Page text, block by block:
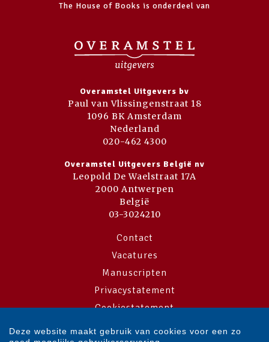
The House of Books is onderdeel van
Overamstel Uitgevers bv
Paul van Vlissingenstraat 18
1096 BK Amsterdam
Nederland
020-462 4300
Overamstel Uitgevers België nv
Leopold De Waelstraat 17A
2000 Antwerpen
België
03-3024210
Contact
Vacatures
Manuscripten
Privacystatement
Cookiestatement
Cookie-instellingen
Deze website maakt gebruik van cookies voor een zo